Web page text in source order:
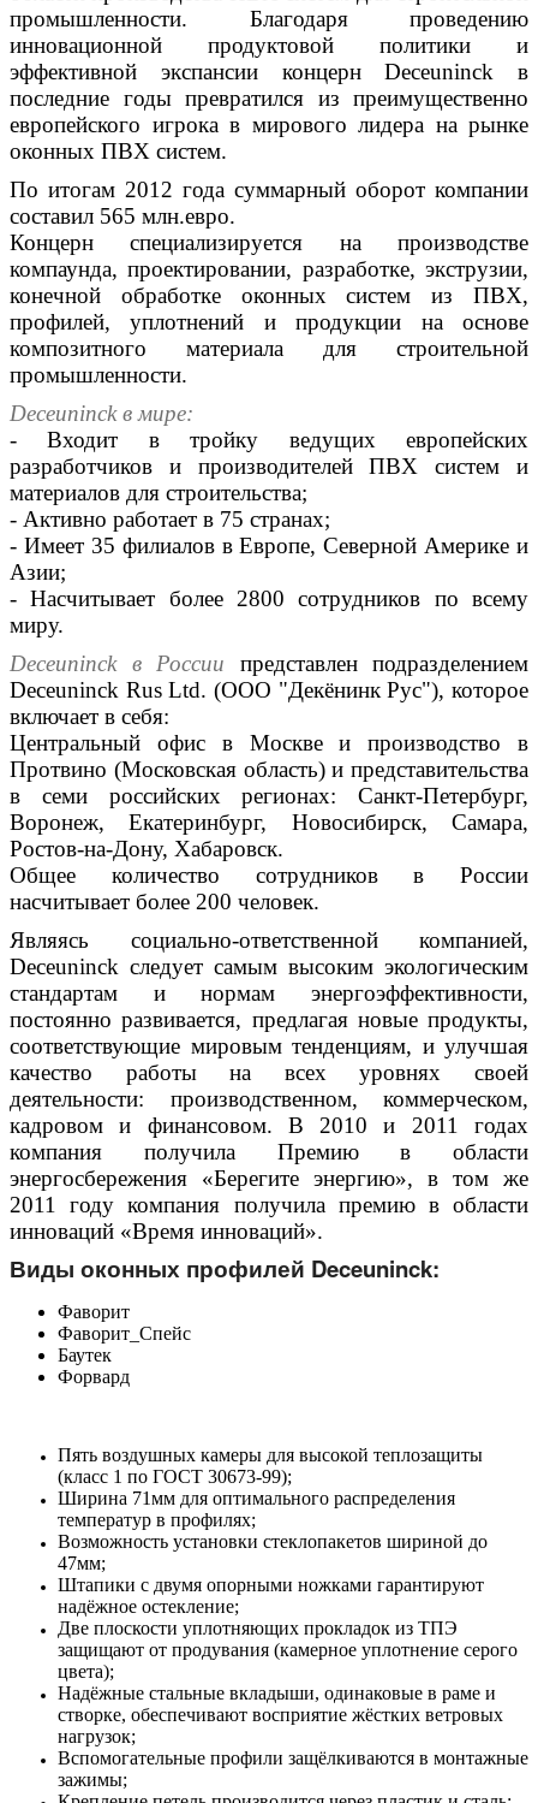
промышленности. Благодаря проведению
инновационной продуктовой политики и
эффективной экспансии концерн Deceuninck в
последние годы превратился из преимущественно
европейского игрока в мирового лидера на рынке
оконных ПВХ систем.
По итогам 2012 года суммарный оборот компании
составил 565 млн.евро.
Концерн специализируется на производстве
компаунда, проектировании, разработке, экструзии,
конечной обработке оконных систем из ПВХ,
профилей, уплотнений и продукции на основе
композитного материала для строительной
промышленности.
Deceuninck в мире:
- Входит в тройку ведущих европейских
разработчиков и производителей ПВХ систем и
материалов для строительства;
- Активно работает в 75 странах;
- Имеет 35 филиалов в Европе, Северной Америке и
Азии;
- Насчитывает более 2800 сотрудников по всему
миру.
Deceuninck в России представлен подразделением
Deceuninck Rus Ltd. (ООО "Декёнинк Рус"), которое
включает в себя:
Центральный офис в Москве и производство в
Протвино (Московская область) и представительства
в семи российских регионах: Санкт-Петербург,
Воронеж, Екатеринбург, Новосибирск, Самара,
Ростов-на-Дону, Хабаровск.
Общее количество сотрудников в России
насчитывает более 200 человек.
Являясь социально-ответственной компанией,
Deceuninck следует самым высоким экологическим
стандартам и нормам энергоэффективности,
постоянно развивается, предлагая новые продукты,
соответствующие мировым тенденциям, и улучшая
качество работы на всех уровнях своей
деятельности: производственном, коммерческом,
кадровом и финансовом. В 2010 и 2011 годах
компания получила Премию в области
энергосбережения «Берегите энергию», в том же
2011 году компания получила премию в области
инноваций «Время инноваций».
Виды оконных профилей Deceuninck:
Фаворит
Фаворит_Спейс
Баутек
Форвард
Пять воздушных камеры для высокой теплозащиты
(класс 1 по ГОСТ 30673-99);
Ширина 71мм для оптимального распределения
температур в профилях;
Возможность установки стеклопакетов шириной до
47мм;
Штапики с двумя опорными ножками гарантируют
надёжное остекление;
Две плоскости уплотняющих прокладок из ТПЭ
защищают от продувания (камерное уплотнение серого
цвета);
Надёжные стальные вкладыши, одинаковые в раме и
створке, обеспечивают восприятие жёстких ветровых
нагрузок;
Вспомогательные профили защёлкиваются в монтажные
зажимы;